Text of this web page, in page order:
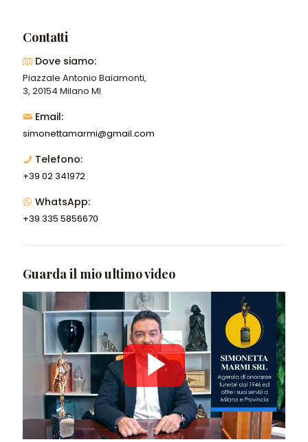
Contatti
Dove siamo:
Piazzale Antonio Baiamonti,
3, 20154 Milano MI
Email:
simonettamarmi@gmail.com
Telefono:
+39 02 341972
WhatsApp:
+39 335 5856670
Guarda il mio ultimo video